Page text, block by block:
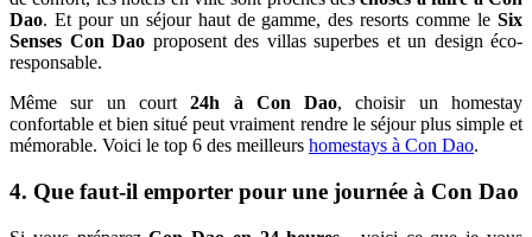
Dao. Et pour un séjour haut de gamme, des resorts comme le Six
Senses Con Dao proposent des villas superbes et un design éco-
responsable.
Même sur un court24h à Con Dao, choisir un homestay
confortable et bien situé peut vraiment rendre le séjour plus simple et
mémorable. Voici le top 6 des meilleurs homestays à Con Dao.
4. Que faut-il emporter pour une journée à Con Dao